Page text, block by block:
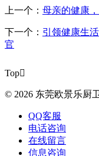
上一个： 母亲的健康
下一个： 引领健康生
官
Top
© 2026 东莞欧景乐厨
QQ客服
电话咨询
在线留言
信息咨询